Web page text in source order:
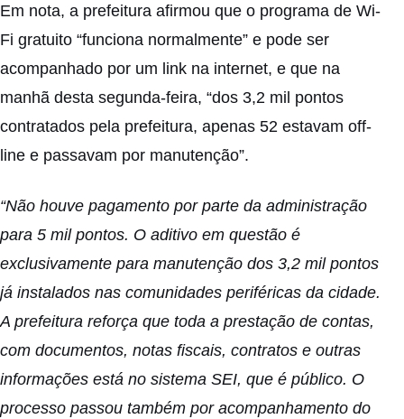
Em nota, a prefeitura afirmou que o programa de Wi-
Fi gratuito “funciona normalmente” e pode ser
acompanhado por um link na internet, e que na
manhã desta segunda-feira, “dos 3,2 mil pontos
contratados pela prefeitura, apenas 52 estavam off-
line e passavam por manutenção”.
“Não houve pagamento por parte da administração
para 5 mil pontos. O aditivo em questão é
exclusivamente para manutenção dos 3,2 mil pontos
já instalados nas comunidades periféricas da cidade.
A prefeitura reforça que toda a prestação de contas,
com documentos, notas fiscais, contratos e outras
informações está no sistema SEI, que é público. O
processo passou também por acompanhamento do